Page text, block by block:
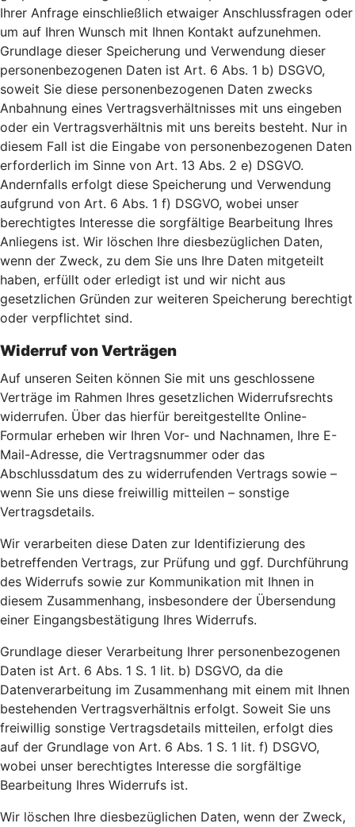
Ihrer Anfrage einschließlich etwaiger Anschlussfragen oder
um auf Ihren Wunsch mit Ihnen Kontakt aufzunehmen.
Grundlage dieser Speicherung und Verwendung dieser
personenbezogenen Daten ist Art. 6 Abs. 1 b) DSGVO,
soweit Sie diese personenbezogenen Daten zwecks
Anbahnung eines Vertragsverhältnisses mit uns eingeben
oder ein Vertragsverhältnis mit uns bereits besteht. Nur in
diesem Fall ist die Eingabe von personenbezogenen Daten
erforderlich im Sinne von Art. 13 Abs. 2 e) DSGVO.
Andernfalls erfolgt diese Speicherung und Verwendung
aufgrund von Art. 6 Abs. 1 f) DSGVO, wobei unser
berechtigtes Interesse die sorgfältige Bearbeitung Ihres
Anliegens ist. Wir löschen Ihre diesbezüglichen Daten,
wenn der Zweck, zu dem Sie uns Ihre Daten mitgeteilt
haben, erfüllt oder erledigt ist und wir nicht aus
gesetzlichen Gründen zur weiteren Speicherung berechtigt
oder verpflichtet sind.
Widerruf von Verträgen
Auf unseren Seiten können Sie mit uns geschlossene
Verträge im Rahmen Ihres gesetzlichen Widerrufsrechts
widerrufen. Über das hierfür bereitgestellte Online-
Formular erheben wir Ihren Vor- und Nachnamen, Ihre E-
Mail-Adresse, die Vertragsnummer oder das
Abschlussdatum des zu widerrufenden Vertrags sowie –
wenn Sie uns diese freiwillig mitteilen – sonstige
Vertragsdetails.
Wir verarbeiten diese Daten zur Identifizierung des
betreffenden Vertrags, zur Prüfung und ggf. Durchführung
des Widerrufs sowie zur Kommunikation mit Ihnen in
diesem Zusammenhang, insbesondere der Übersendung
einer Eingangsbestätigung Ihres Widerrufs.
Grundlage dieser Verarbeitung Ihrer personenbezogenen
Daten ist Art. 6 Abs. 1 S. 1 lit. b) DSGVO, da die
Datenverarbeitung im Zusammenhang mit einem mit Ihnen
bestehenden Vertragsverhältnis erfolgt. Soweit Sie uns
freiwillig sonstige Vertragsdetails mitteilen, erfolgt dies
auf der Grundlage von Art. 6 Abs. 1 S. 1 lit. f) DSGVO,
wobei unser berechtigtes Interesse die sorgfältige
Bearbeitung Ihres Widerrufs ist.
Wir löschen Ihre diesbezüglichen Daten, wenn der Zweck,